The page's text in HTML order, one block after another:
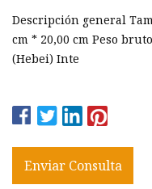
Descripción general
cm * 20,00 cm Peso
(Hebei) Inte
Enviar Consulta